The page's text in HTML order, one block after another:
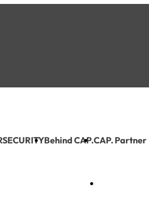
Behind CAP.CAP. Partner